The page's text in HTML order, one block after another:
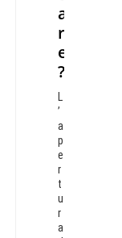
a
r
e
?
L
’
a
p
e
r
t
u
r
a